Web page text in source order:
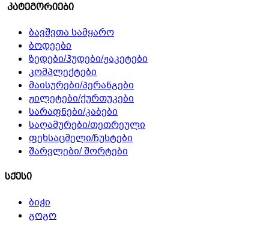
კატეგორიები
ბავშვთა სამყარო
ბოდეები
ზედები/ჰუდები/ჟაკეტები
კომპლექტები
მაისურები/პერანგები
ჟილეტები/ქურთუკები
სარაფნები/კაბები
საღამურები/თეთრეული
ფეხსაცმელი/ჩუსტები
შარვლები/ შორტები
სქესი
ბიჭი
გოგო